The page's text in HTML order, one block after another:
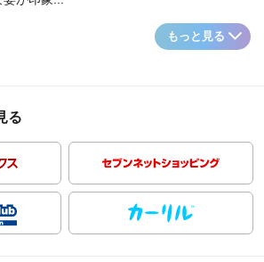
もっと見る
る